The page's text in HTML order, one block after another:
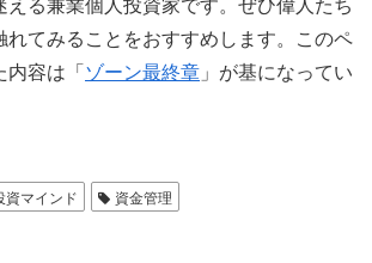
れてみることをおすすめします。このペ
内容は「ゾーン最終章 」が基になってい
資マインド 資金管理